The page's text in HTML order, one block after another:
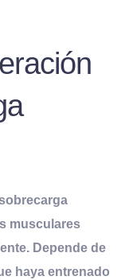
musculares
Depende de
haya entrenado